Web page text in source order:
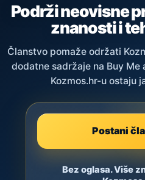
Podrži neovisne
znanosti i
Članstvo pomaže održati
dodatne sadržaje na Buy Me
Kozmos.hr-u ostaju
Postani
Bez oglasa. Više